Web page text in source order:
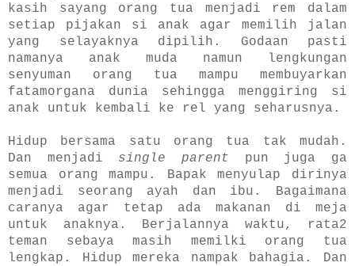
kasih sayang orang tua menjadi rem dalam
setiap pijakan si anak agar memilih jalan
yang selayaknya dipilih. Godaan pasti
namanya anak muda namun lengkungan
senyuman orang tua mampu membuyarkan
fatamorgana dunia sehingga menggiring si
anak untuk kembali ke rel yang seharusnya.
Hidup bersama satu orang tua tak mudah.
Dan menjadi single parent pun juga ga
semua orang mampu. Bapak menyulap dirinya
menjadi seorang ayah dan ibu. Bagaimana
caranya agar tetap ada makanan di meja
untuk anaknya.
Berjalannya waktu, rata2
teman sebaya masih memilki orang tua
lengkap. Hidup mereka nampak bahagia. Dan